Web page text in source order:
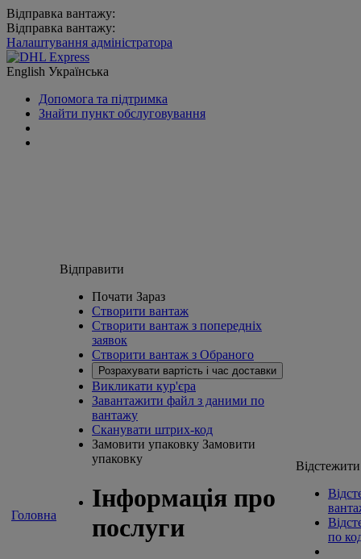
Відправка вантажу:
Відправка вантажу:
Налаштування адміністратора
English Українська
Допомога та підтримка
Знайти пункт обслуговування
Головна
Відправити
Почати Зараз
Створити вантаж
Створити вантаж з попередніх
заявок
Створити вантаж з Обраного
Розрахувати вартість і час доставки
Викликати кур'єра
Завантажити файл з даними по
вантажу
Сканувати штрих-код
Замовити упаковку Замовити
упаковку
Інформація про
послуги
Відстежити
по